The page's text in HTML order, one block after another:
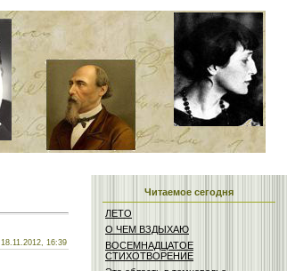
18.11.2012, 16:39
Читаемое сегодня
ЛЕТО
О ЧЕМ ВЗДЫХАЮ
ВОСЕМНАДЦАТОЕ
СТИХОТВОРЕНИЕ